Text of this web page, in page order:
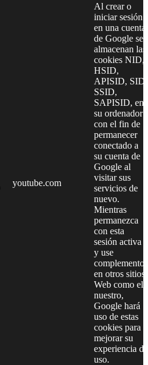
youtube.com
Al crear o
iniciar sesión
en una cuenta
de Google se
almacenan las
cookies NID,
HSID,
APISID, SID,
SSID,
SAPISID, en
su ordenador
con el fin de
permanecer
conectado a
su cuenta de
Google al
visitar sus
servicios de
nuevo.
Mientras
permanezca
con esta
sesión activa
y use
complementos
en otros sitios
Web como el
nuestro,
Google hará
uso de estas
cookies para
mejorar su
experiencia de
uso.